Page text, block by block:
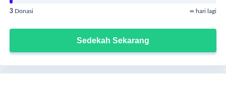
3 Donasi ∞ hari lagi
Sedekah Sekarang